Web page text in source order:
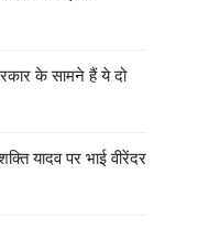
के सामने हैं ये दो
यादव पर भाई वीरेंदर